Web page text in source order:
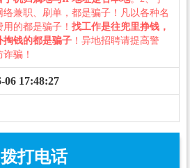
络兼职、刷单，都是骗子！凡以各种名
用的都是骗子！ 找工作是往兜里挣钱，
掏钱的都是骗子 ！异地招聘请提高警
骗！
06 17:48:27
拨打电话